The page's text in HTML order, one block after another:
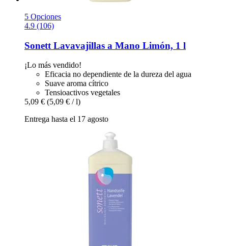
5 Opciones
4.9 (106)
Sonett Lavavajillas a Mano Limón, 1 l
¡Lo más vendido!
Eficacia no dependiente de la dureza del agua
Suave aroma cítrico
Tensioactivos vegetales
5,09 € (5,09 € / l)
Entrega hasta el 17 agosto